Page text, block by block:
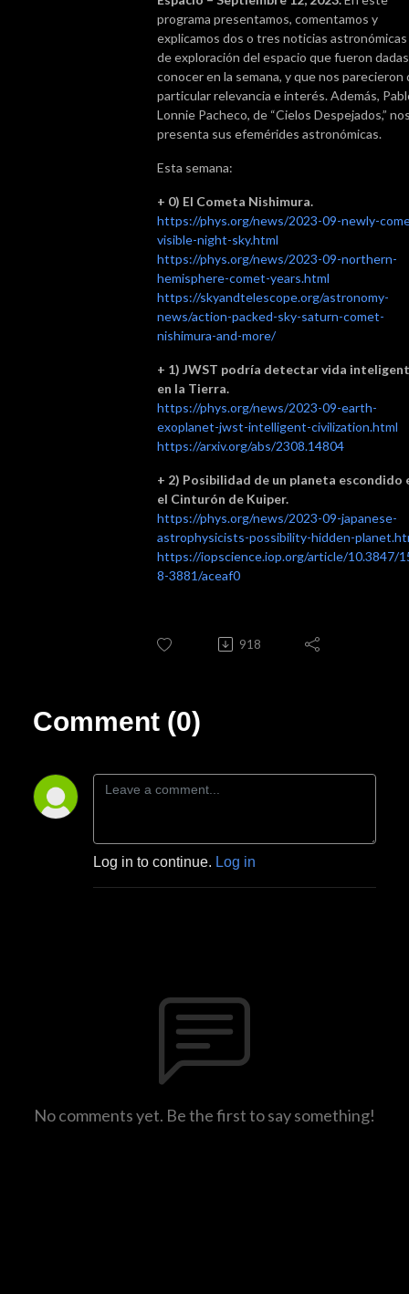
programa presentamos, comentamos y
explicamos dos o tres noticias astronómicas
de exploración del espacio que fueron
conocer en la semana, y que nos parecieron
particular relevancia e interés. Además,
Lonnie Pacheco, de “Cielos Despejados,”
presenta sus efemérides astronómicas.
Esta semana:
+ 0) El Cometa Nishimura.
https://phys.org/news/2023-09-newly-
visible-night-sky.html
https://phys.org/news/2023-09-northern-
hemisphere-comet-years.html
https://skyandtelescope.org/astronomy-
news/action-packed-sky-saturn-comet-
nishimura-and-more/
+ 1) JWST podría detectar vida
en la Tierra.
https://phys.org/news/2023-09-earth-
exoplanet-jwst-intelligent-civilization.html
https://arxiv.org/abs/2308.14804
+ 2) Posibilidad de un planeta escondido
el Cinturón de Kuiper.
https://phys.org/news/2023-09-japanese-
astrophysicists-possibility-hidden-
https://iopscience.iop.org/article/10.3847/
8-3881/aceaf0
918
Comment (0)
Log in to continue. Log in
No comments yet. Be the first to say something!